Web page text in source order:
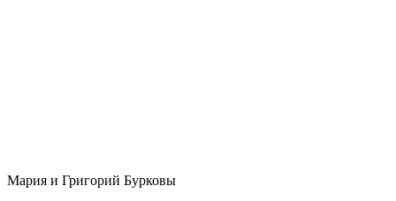
Мария и Григорий Бурковы